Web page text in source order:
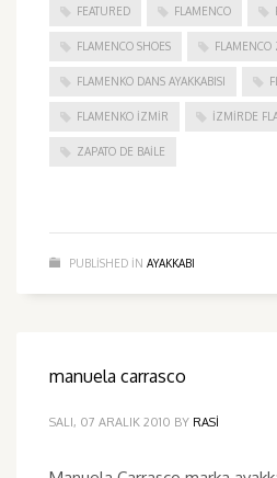
FEATURED FLAMENCO
FLAMENCO SHOES FLAMENCO
FLAMENKO DANS AYAKKABISI
FLAMENKO IZMIR IZMIRDE
ZAPATO DE BAILE
PUBLISHED IN AYAKKABI
manuela carrasco
SALI, 07 ARALIK 2010 BY RASI